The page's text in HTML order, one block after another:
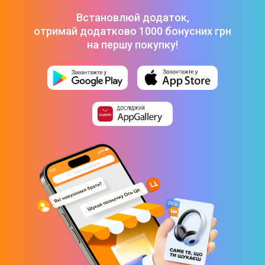
Кабель USB Gelius One GP-UCN013 Type-C to Lightning 3A
27W (1m) White -169 ₴
Встановлюй додаток,
отримай додатково 1000 бонусних грн
на першу покупку!